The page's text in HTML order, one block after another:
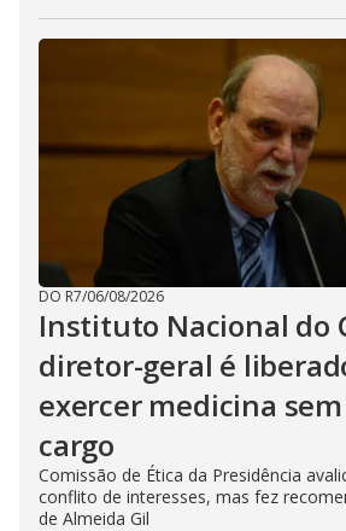
DO R7/06/08/2026
Instituto Nacional do
diretor-geral é
exercer medicina
cargo
Comissão de Ética da Presidência
conflito de interesses, mas fez
de Almeida Gil